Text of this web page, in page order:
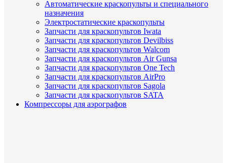
Автоматические краскопульты и специального
назначения
Электростатические краскопульты
Запчасти для краскопультов Iwata
Запчасти для краскопультов Devilbiss
Запчасти для краскопультов Walcom
Запчасти для краскопультов Air Gunsa
Запчасти для краскопультов One Tech
Запчасти для краскопультов AirPro
Запчасти для краскопультов Sagola
Запчасти для краскопультов SATA
Компрессоры для аэрографов